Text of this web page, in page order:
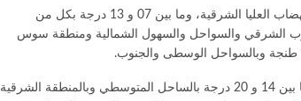
وستتراوح درجات الحرارة الدنيا ما بين 00 و06 درجات بالمرتفعات والهضاب العليا الشرقية، وما بين 07 و 13 درجة بكل من
الشرقي والسواحل والسهول الشمالية ومنطقة سوس
وستتأرجح درجات الحرارة العليا ما بين 08 و 13 درجة بالمرتفعات، وما بين 14 و 20 درجة بالساحل المتوسطي وبالمنطقة الشرقية